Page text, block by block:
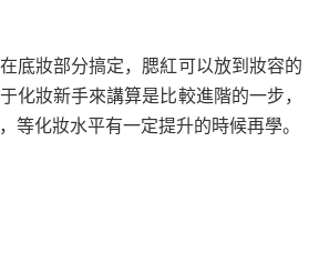
底妝部分搞定，腮紅可以放到妝容的
化妝新手來講算是比較進階的一步，
等化妝水平有一定提升的時候再學。